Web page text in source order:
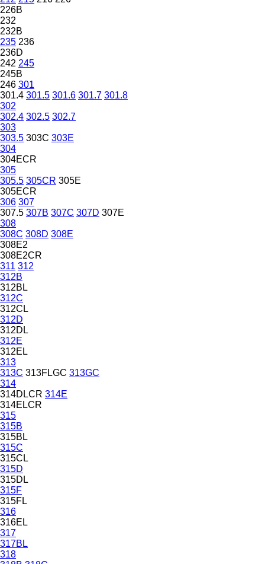
226B
232
232B
235 236
236D
242 245
245B
246 301
301.4 301.5 301.6 301.7 301.8
302
302.4 302.5 302.7
303
303.5 303C 303E
304
304ECR
305
305.5 305CR 305E
305ECR
306 307
307.5 307B 307C 307D 307E
308
308C 308D 308E
308E2
308E2CR
311 312
312B
312BL
312C
312CL
312D
312DL
312E
312EL
313
313C 313FLGC 313GC
314
314DLCR 314E
314ELCR
315
315B
315BL
315C
315CL
315D
315DL
315F
315FL
316
316EL
317
317BL
318